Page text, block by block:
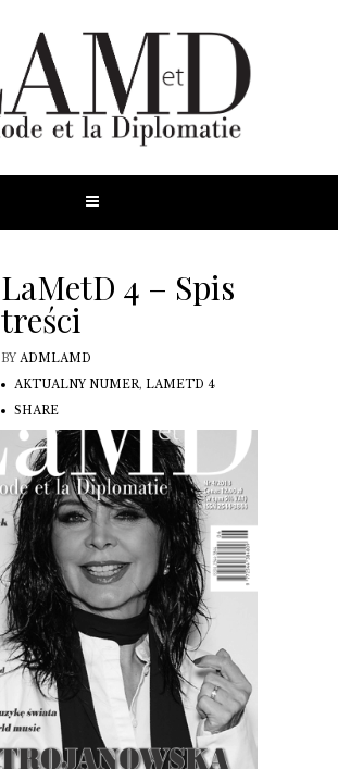
LaMetD 4 – Spis
treści
BY ADMLAMD
AKTUALNY NUMER, LAMETD 4
SHARE